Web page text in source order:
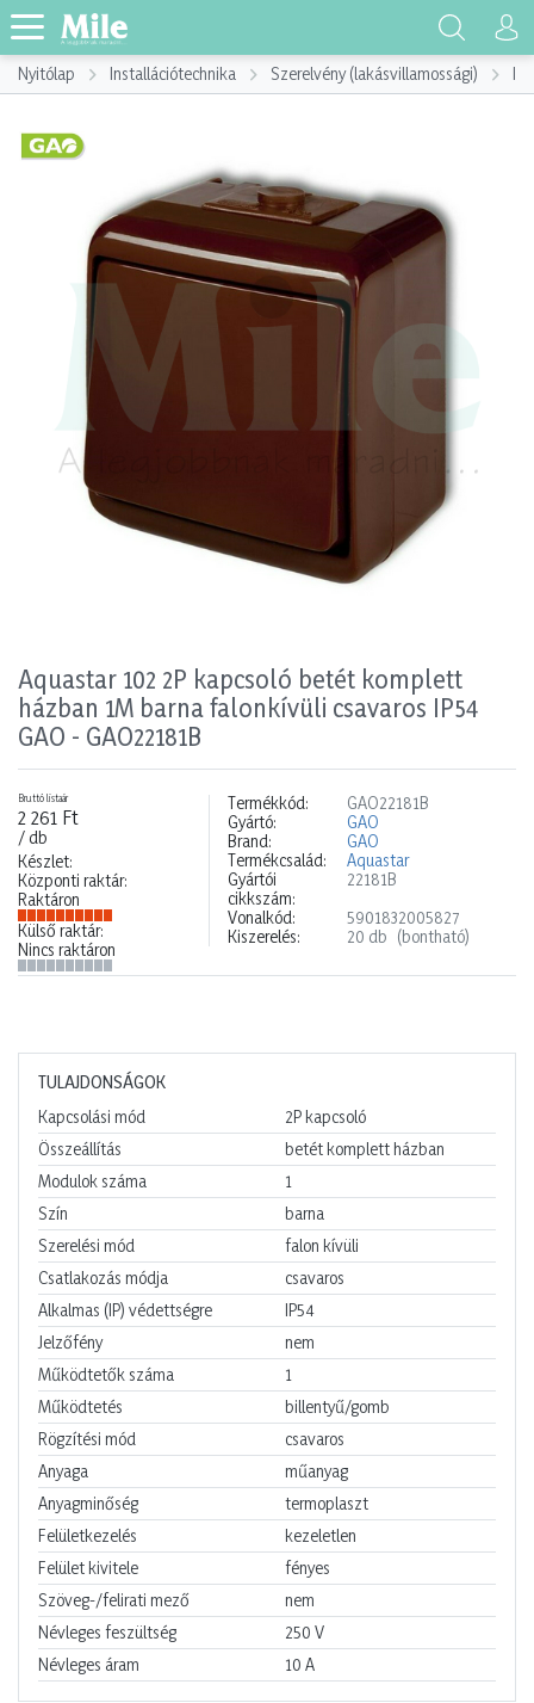
Nyitólap Installációtechnika Szerelvény (lakásvillamossági)
Aquastar 102 2P kapcsoló betét komplett
házban 1M barna falonkívüli csavaros IP54
GAO - GAO22181B
Bruttó listaár
2 261 Ft
/ db
Készlet:
Központi raktár:
Raktáron
Külső raktár:
Nincs raktáron
Termékkód:
GAO22181B
Gyártó:
GAO
Brand:
GAO
Termékcsalád:
Aquastar
Gyártói
cikkszám:
22181B
Vonalkód:
5901832005827
Kiszerelés:
20 db (bontható)
TULAJDONSÁGOK
Kapcsolási mód
2P kapcsoló
Összeállítás
betét komplett házban
Modulok száma
1
Szín
barna
Szerelési mód
falon kívüli
Csatlakozás módja
csavaros
Alkalmas (IP) védettségre
IP54
Jelzőfény
nem
Működtetők száma
1
Működtetés
billentyű/gomb
Rögzítési mód
csavaros
Anyaga
műanyag
Anyagminőség
termoplaszt
Felületkezelés
kezeletlen
Felület kivitele
fényes
Szöveg-/felirati mező
nem
Névleges feszültség
250 V
Névleges áram
10 A